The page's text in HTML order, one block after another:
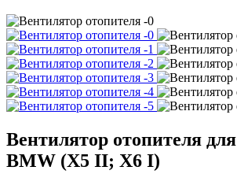
Вентилятор отопителя
BMW (X5 II; X6 I)